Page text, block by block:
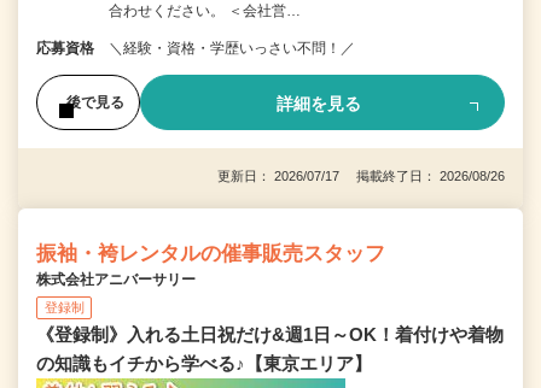
合わせください。 ＜会社営…
応募資格 ＼経験・資格・学歴いっさい不問！／
後で見る 詳細を見る
更新日： 2026/07/17 掲載終了日： 2026/08/26
振袖・袴レンタルの催事販売スタッフ
株式会社アニバーサリー
登録制
《登録制》入れる土日祝だけ&週1日～OK！着付けや着物
の知識もイチから学べる♪【東京エリア】